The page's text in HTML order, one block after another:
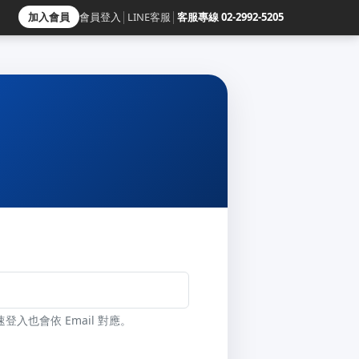
加入會員 會員登入 LINE客服 客服專線 02-2992-5205
入也會依 Email 對應。